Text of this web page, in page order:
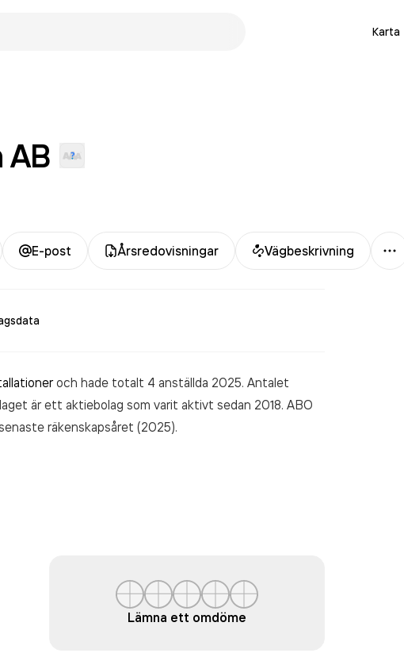
Karta
AB
E-post Årsredovisningar Vägbeskrivning
Mer
och hade totalt 4 anställda 2025. Antalet
är ett aktiebolag som varit aktivt sedan 2018. ABO
räkenskapsåret (2025).
Lämna ett omdöme